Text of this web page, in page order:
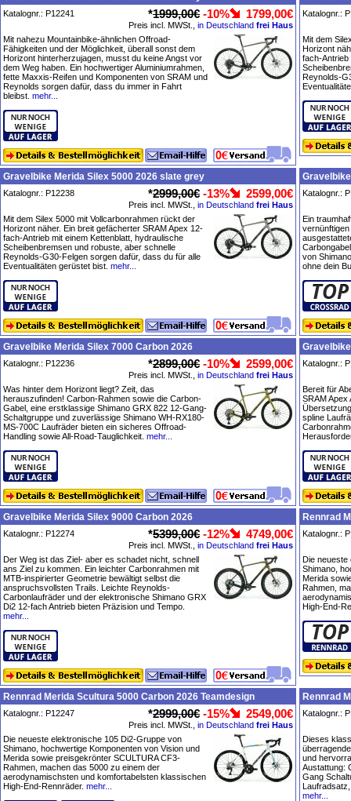
Katalognr.: P12241 *1999,00€ -10% 1799,00€
Preis incl. MWSt., in Deutschland frei Haus
Mit nahezu Mountainbike-ähnlichen Offroad-
Fähigkeiten und der Möglichkeit, überall sonst dem
Horizont hinterherzujagen, musst du keine Angst vor
dem Weg haben. Ein hochwertiger Aluminiumrahmen,
fette Maxxis-Reifen und Komponenten von SRAM und
Reynolds sorgen dafür, dass du immer in Fahrt
bleibst. mehr...
Katalognr.:
Mit dem
Horizont
fach-Antrieb
Reynolds-
Gravelbike Merida Silex 5000 2026 slate grey
Katalognr.: P12238 *2999,00€ -13% 2599,00€
Preis incl. MWSt., in Deutschland frei Haus
Mit dem Silex 5000 mit Vollcarbonrahmen rückt der
Horizont näher. Ein breit gefächerter SRAM Apex 12-
fach-Antrieb mit einem Kettenblatt, hydraulische
Scheibenbremsen und robuste, aber schnelle
Reynolds-G30-Felgen sorgen dafür, dass du für alle
Eventualitäten gerüstet bist. mehr...
Katalognr.:
Ein
von
ohne dein
Gravelbike Merida Silex 7000 Carbon 2026
Katalognr.: P12236 *2899,00€ -10% 2599,00€
Preis incl. MWSt., in Deutschland frei Haus
Was hinter dem Horizont liegt? Zeit, das
herauszufinden! Carbon-Rahmen sowie die Carbon-
Gabel, eine erstklassige Shimano GRX 822 12-Gang-
Schaltgruppe und zuverlässige Shimano WH-RX180-
MS-700C Laufräder bieten ein sicheres Offroad-
Handling sowie All-Road-Tauglichkeit. mehr...
Katalognr.:
Bereit für
SRAM Apex
spline
Gravelbike Merida Silex 9000 Carbon 2026
Katalognr.: P12274 *5399,00€ -12% 4749,00€
Preis incl. MWSt., in Deutschland frei Haus
Der Weg ist das Ziel- aber es schadet nicht, schnell
ans Ziel zu kommen. Ein leichter Carbonrahmen mit
MTB-inspirierter Geometrie bewältigt selbst die
anspruchsvollsten Trails. Leichte Reynolds-
Carbonlaufräder und der elektronische Shimano GRX
Di2 12-fach Antrieb bieten Präzision und Tempo.
mehr...
Rennrad
Katalognr.:
Die neueste
Shimano,
Merida
Rahmen,
High-End-
Rennrad Merida Scultura 5000 Carbon 2026 Teamdesign
Katalognr.: P12247 *2999,00€ -15% 2549,00€
Preis incl. MWSt., in Deutschland frei Haus
Die neueste elektronische 105 Di2-Gruppe von
Shimano, hochwertige Komponenten von Vision und
Merida sowie preisgekrönter SCULTURA CF3-
Rahmen, machen das 5000 zu einem der
aerodynamischsten und komfortabelsten klassischen
High-End-Rennräder. mehr...
Rennrad
Katalognr.:
Dieses
und
Austattung:
Gang
mehr...